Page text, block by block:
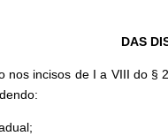
DAS
incisos de I a VIII do